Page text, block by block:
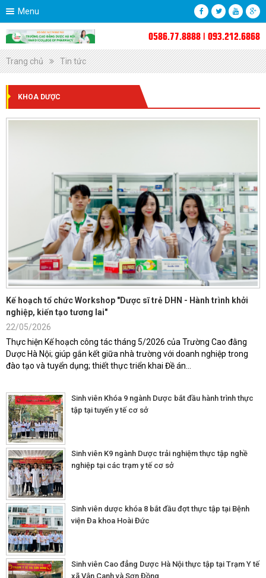
Menu
0586.77.8888 | 093.212.6868
Trang chủ Tin tức
KHOA DƯỢC
Kế hoạch tổ chức Workshop "Dược sĩ trẻ DHN - Hành trình khởi
nghiệp, kiến tạo tương lai"
22/05/2026
Thực hiện Kế hoạch công tác tháng 5/2026 của Trường Cao đằng
Dược Hà Nội; giúp gắn kết giữa nhà trường với doanh nghiệp trong
đào tạo và tuyển dụng; thiết thực triển khai Đề án...
Sinh viên Khóa 9 ngành Dược bắt đầu hành trình thực
tập tại tuyến y tế cơ sở
Sinh viên K9 ngành Dược trải nghiệm thực tập nghề
nghiệp tại các trạm y tế cơ sở
Sinh viên dược khóa 8 bắt đầu đợt thực tập tại Bệnh
viện Đa khoa Hoài Đức
Sinh viên Cao đẳng Dược Hà Nội thực tập tại Trạm Y tế
xã Vân Canh và Sơn Đồng